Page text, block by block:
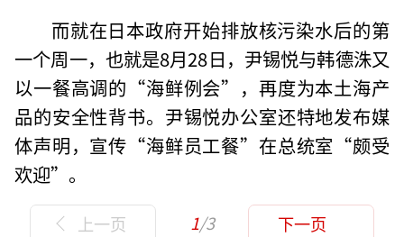
而就在日本政府开始排放核污染水后的第
一个周一，也就是8月28日，尹锡悦与韩德洙又
以一餐高调的“海鲜例会”，再度为本土海产
品的安全性背书。尹锡悦办公室还特地发布媒
体声明，宣传“海鲜员工餐”在总统室“颇受
欢迎”。
上一页 1/3 下一页